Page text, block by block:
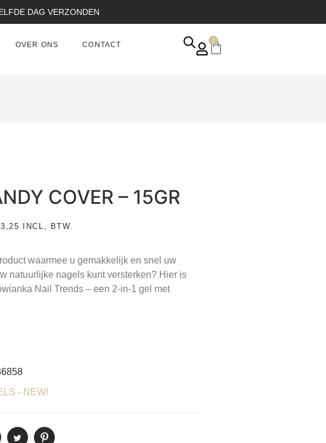
DAG VERZONDEN
OVER ONS CONTACT
0
COVER – 15GR
INCL, BTW.
waarmee u gemakkelijk en snel uw
natuurlijke nagels kunt versterken? Hier is
Nail Trends – een 2-in-1 gel met
- NEW!